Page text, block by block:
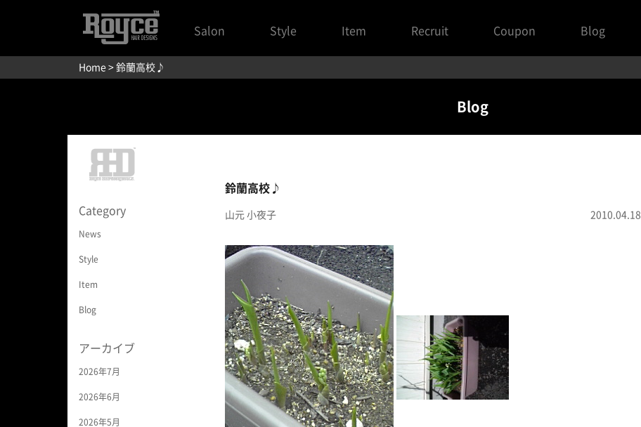
Salon Style Item Recruit Coupon Blog
Home > 鈴蘭高校♪
Blog
Category
News
Style
Item
Blog
アーカイブ
2026年7月
2026年6月
2026年5月
鈴蘭高校♪
山元 小夜子 2010.04.18